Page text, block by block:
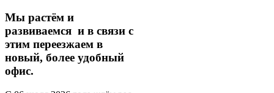
Мы растём и
развиваемся и в связи с
этим переезжаем в
новый, более удобный
офис.